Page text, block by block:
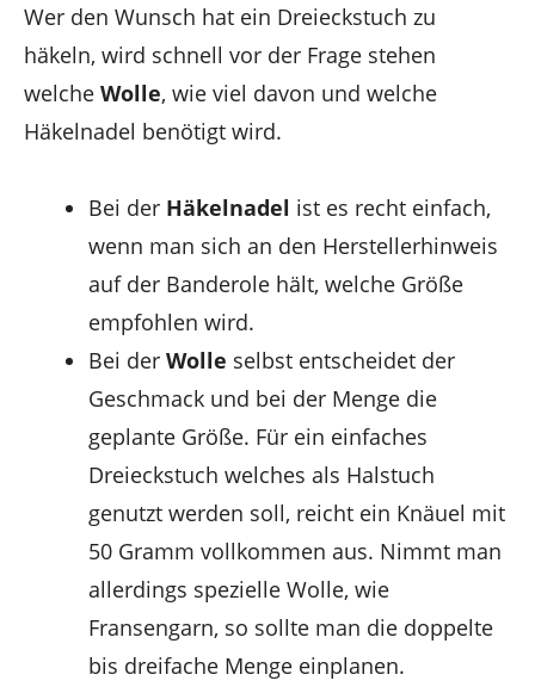
Wer den Wunsch hat ein Dreieckstuch zu
häkeln, wird schnell vor der Frage stehen
welche Wolle, wie viel davon und welche
Häkelnadel benötigt wird.
Bei der Häkelnadel ist es recht einfach,
wenn man sich an den Herstellerhinweis
auf der Banderole hält, welche Größe
empfohlen wird.
Bei der Wolle selbst entscheidet der
Geschmack und bei der Menge die
geplante Größe. Für ein einfaches
Dreieckstuch welches als Halstuch
genutzt werden soll, reicht ein Knäuel mit
50 Gramm vollkommen aus. Nimmt man
allerdings spezielle Wolle, wie
Fransengarn, so sollte man die doppelte
bis dreifache Menge einplanen.